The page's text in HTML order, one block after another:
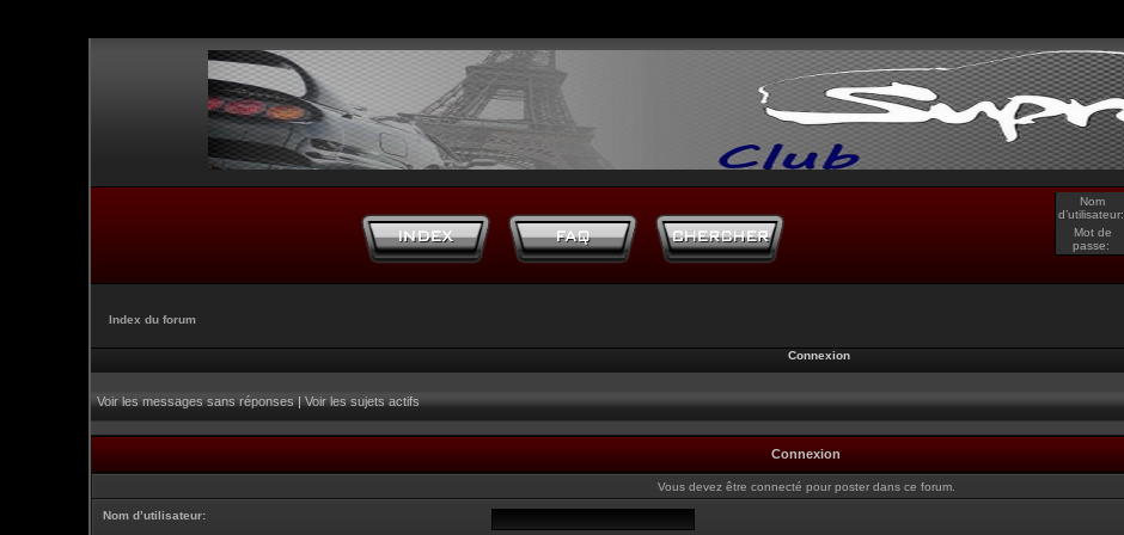
Nom
d’utilisateur:
Mot de
passe:
Index du forum
Connexion
Voir les messages sans réponses|Voir les sujets actifs
Connexion
Vous devez être connecté pour poster dans ce forum.
Nom d’utilisateur: